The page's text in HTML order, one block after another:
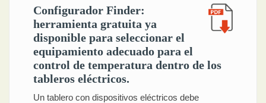
Configurador Finder:
herramienta gratuita ya
disponible para seleccionar el
equipamiento adecuado para el
control de temperatura dentro de los
tableros eléctricos.
Un tablero con dispositivos eléctricos debe